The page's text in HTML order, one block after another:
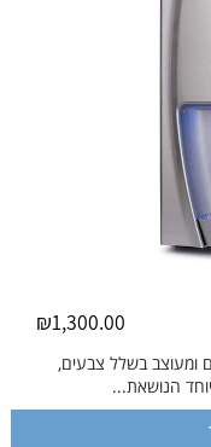
₪1,300.00
ומעוצב בשלל צבעים,
הנושאת...